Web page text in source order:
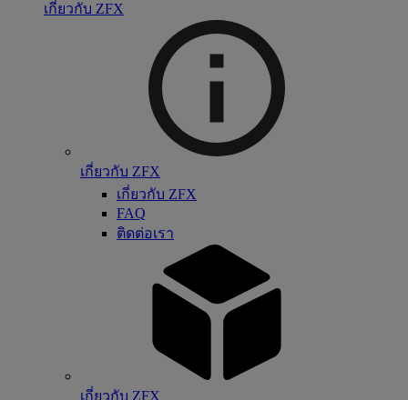
เกี่ยวกับ ZFX
เกี่ยวกับ ZFX
เกี่ยวกับ ZFX
FAQ
ติดต่อเรา
เกี่ยวกับ ZFX